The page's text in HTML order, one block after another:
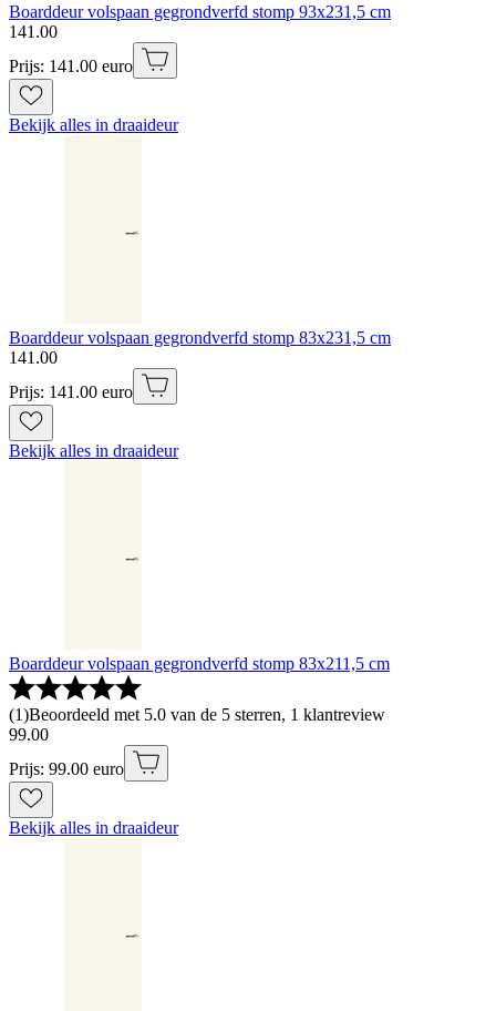
Boarddeur volspaan gegrondverfd stomp 93x231,5 cm
141 .00
Prijs: 141.00 euro
Bekijk alles in draaideur
Boarddeur volspaan gegrondverfd stomp 83x231,5 cm
141 .00
Prijs: 141.00 euro
Bekijk alles in draaideur
Boarddeur volspaan gegrondverfd stomp 83x211,5 cm
(1)Beoordeeld met 5.0 van de 5 sterren, 1 klantreview
99.00
Prijs: 99.00 euro
Bekijk alles in draaideur